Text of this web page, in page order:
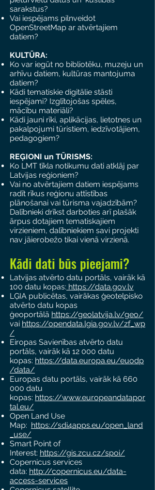
sarakstus?
Vai iespējams pilnveidot
OpenStreetMap ar atvērtajiem
datiem?
KULTŪRA:
Ko var iegūt no bibliotēku, muzeju un
arhīvu datiem, kultūras mantojuma
datiem?
Kādi tematiskie digitālie stāsti
iespējami? Izglītojošas spēles,
mācību materiāli?
Kādi jauni rīki, aplikācijas, lietotnes un
pakalpojumi tūristiem, iedzīvotājiem,
pedagogiem?
REĢIONI un TŪRISMS:
Ko LMT tīkla notikumu dati atklāj par
Latvijas reģioniem?
Vai no atvērtajiem datiem iespējams
radīt rīkus reģionu attīstības
plānošanai vai tūrisma vajadzībām?
Dalībnieki drīkst darboties arī plašāk
ārpus dotajiem tematiskajiem
virzieniem, dalībniekiem savi projekti
nav jāierobežo tikai vienā virzienā.
Kādi dati būs pieejami?
Latvijas atvērto datu portāls, vairāk kā
100 datu kopas: https://data.gov.lv
LĢIA publicētas, vairākas ģeotelpisko
atvērto datu kopas
ģeoportālā https://geolatvija.lv/geo/
vai https://opendata.lgia.gov.lv/zf_wp
/
Eiropas Savienības atvērto datu
portāls, vairāk kā 12 000 datu
kopas: https://data.europa.eu/euodp
/data/
Europas datu portāls, vairāk kā 660
000 datu
kopas: https://www.europeandatapor
tal.eu/
Open Land Use
Map: https://sdi4apps.eu/open_land
_use/
Smart Point of
Interest: https://gis.zcu.cz/spoi/
Copernicus services
data: http://copernicus.eu/data-
access-services